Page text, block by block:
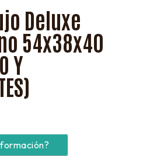
Deluxe
54x38x40
Y